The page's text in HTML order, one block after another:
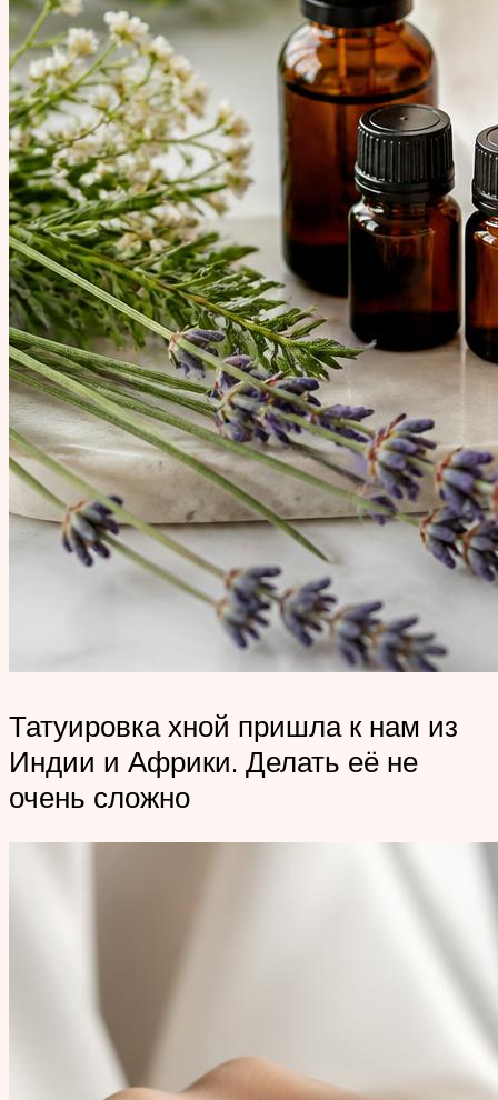
Татуировка хной пришла к нам из
Индии и Африки. Делать её не
очень сложно